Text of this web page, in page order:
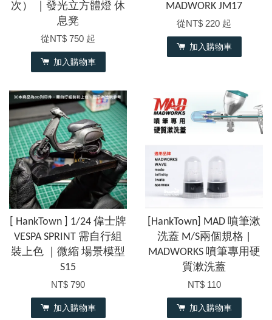
次） ｜發光立方體燈 休
息凳
從NT$ 750 起
加入購物車
MADWORK JM17
從NT$ 220 起
加入購物車
[ HankTown ] 1/24 偉士牌
VESPA SPRINT 需自行組
裝上色 ｜微縮 場景模型
S15
NT$ 790
加入購物車
[HankTown] MAD 噴筆漱
洗蓋 M/S兩個規格 |
MADWORKS 噴筆專用硬
質漱洗蓋
NT$ 110
加入購物車